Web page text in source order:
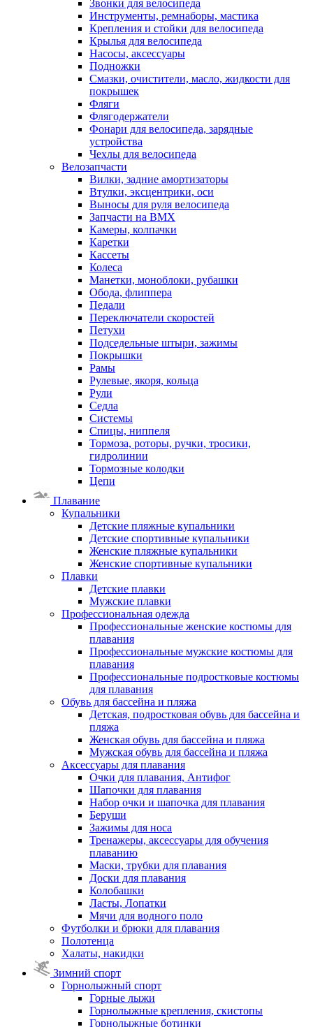
Звонки для велосипеда
Инструменты, ремнаборы, мастика
Крепления и стойки для велосипеда
Крылья для велосипеда
Насосы, аксессуары
Подножки
Смазки, очистители, масло, жидкости для
покрышек
Фляги
Флягодержатели
Фонари для велосипеда, зарядные
устройства
Чехлы для велосипеда
Велозапчасти
Вилки, задние амортизаторы
Втулки, эксцентрики, оси
Выносы для руля велосипеда
Запчасти на BMX
Камеры, колпачки
Каретки
Кассеты
Колеса
Манетки, моноблоки, рубашки
Обода, флиппера
Педали
Переключатели скоростей
Петухи
Подседельные штыри, зажимы
Покрышки
Рамы
Рулевые, якоря, кольца
Рули
Седла
Системы
Спицы, ниппеля
Тормоза, роторы, ручки, тросики,
гидролинии
Тормозные колодки
Цепи
Плавание
Купальники
Детские пляжные купальники
Детские спортивные купальники
Женские пляжные купальники
Женские спортивные купальники
Плавки
Детские плавки
Мужские плавки
Профессиональная одежда
Профессиональные женские костюмы для
плавания
Профессиональные мужские костюмы для
плавания
Профессиональные подростковые костюмы
для плавания
Обувь для бассейна и пляжа
Детская, подростковая обувь для бассейна и
пляжа
Женская обувь для бассейна и пляжа
Мужская обувь для бассейна и пляжа
Аксессуары для плавания
Очки для плавания, Антифог
Шапочки для плавания
Набор очки и шапочка для плавания
Беруши
Зажимы для носа
Тренажеры, аксессуары для обучения
плаванию
Маски, трубки для плавания
Доски для плавания
Колобашки
Ласты, Лопатки
Мячи для водного поло
Футболки и брюки для плавания
Полотенца
Халаты, накидки
Зимний спорт
Горнолыжный спорт
Горные лыжи
Горнолыжные крепления, скистопы
Горнолыжные ботинки